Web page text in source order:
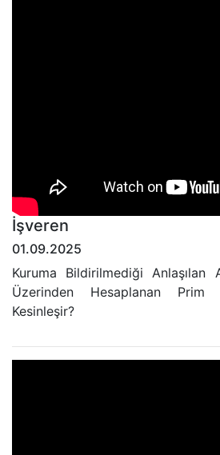
İşveren
01.09.2025
Kuruma Bildirilmediği Anlaşılan
Üzerinden Hesaplanan
Kesinleşir?